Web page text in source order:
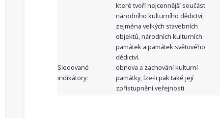
které tvoří nejcennější součást
národního kulturního dědictví,
zejména velkých stavebních
objektů, národních kulturních
památek a památek světového
dědictví.
Sledované
indikátory:
obnova a zachování kulturní
památky, lze-li pak také její
zpřístupnění veřejnosti